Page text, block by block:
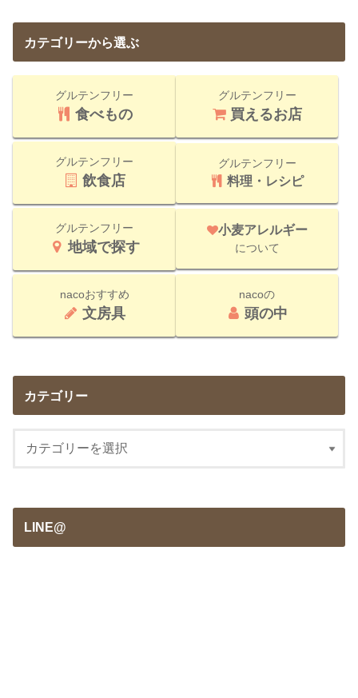
カテゴリーから選ぶ
グルテンフリー
食べもの
グルテンフリー
買えるお店
グルテンフリー
飲食店
グルテンフリー
料理・レシピ
グルテンフリー
地域で探す
小麦アレルギー
について
nacoおすすめ
文房具
nacoの
頭の中
カテゴリー
LINE@